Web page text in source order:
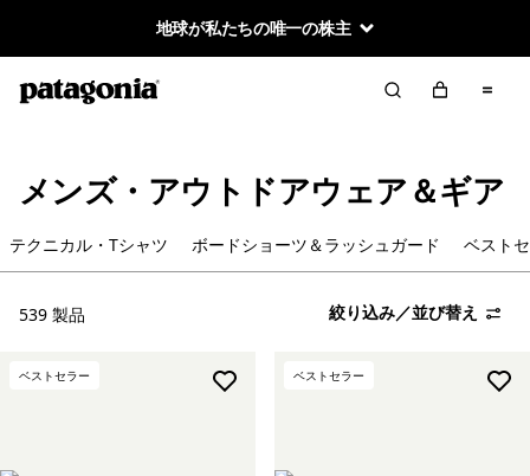
地球が私たちの唯一の株主
絞り込み／並び替え
絞り込み
在庫のあるサイズ
絞り込み
在庫のあるカラー
絞り込み
スポーツ
容量
メンズ・アウトドアウェア＆ギア
テクニカル・Tシャツ ボードショーツ＆ラッシュガード ベスト
539 製品 絞り込み／並び替え
ベストセラー ベストセラー